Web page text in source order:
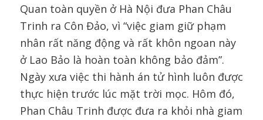
Quan toàn quyền ở Hà Nội đưa Phan Châu
Trinh ra Côn Đảo, vì “việc giam giữ phạm
nhân rất năng động và rất khôn ngoan này
ở Lao Bảo là hoàn toàn không bảo đảm”.
Ngày xưa việc thi hành án tử hình luôn được
thực hiện trước lúc mặt trời mọc. Hôm đó,
Phan Châu Trinh được đưa ra khỏi nhà giam